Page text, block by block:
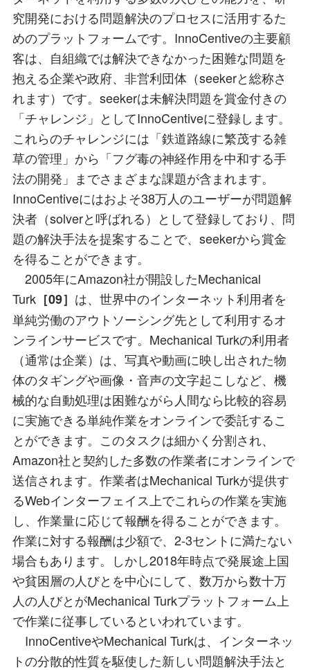
究開発における問題解決のプロセスに活用するた
めのプラットフォームです。InnoCentiveの主要顧
客は、自組織では解決できなかった困難な問題を
抱える企業や政府、非営利団体（seekerと総称さ
れます）です。seekerは未解決問題を賞金付きの
「チャレンジ」としてInnoCentiveに登録します。
これらのチャレンジには「鉄道路線に繁茂する雑
草の管理」から「フグ毒の神経作用を中和する手
法の開発」までさまざまな課題が含まれます。
InnoCentiveにはおよそ38万人のユーザーが問題解
決者（solverと呼ばれる）として登録しており、問
題の解決手法を提案することで、seekerから賞金
を得ることができます。
2005年にAmazon社が開設したMechanical
Turk ［09］ は、世界中のインターネット利用者を
単純労働のアウトソーシング先として利用するオ
ンラインサービスです。Mechanical Turkの利用者
（通常は企業）は、写真や動画に映し出された物
体のタギングや画像・音声の文字起こしなど、機
械的な自動処理は困難ながら人間なら比較的容易
に実施できる単純作業をオンラインで委託するこ
とができます。このタスクは細かく分割され、
Amazon社と契約した多数の作業者にオンラインで
送信されます。作業者はMechanical Turkが提供す
るWebインターフェイス上でこれらの作業を実施
し、作業量に応じて報酬を得ることができます。
作業に対する報酬は少額で、2-3セントに満たない
場合もあります。しかし2018年時点で発展途上国
や貧困層の人びとを中心にして、数万から数十万
人の人びとがMechanical Turkプラットフォーム上
で作業に従事しているといわれています。
InnoCentiveやMechanical Turkは、インターネッ
トの分散的性質を駆使した新しい問題解決手法と